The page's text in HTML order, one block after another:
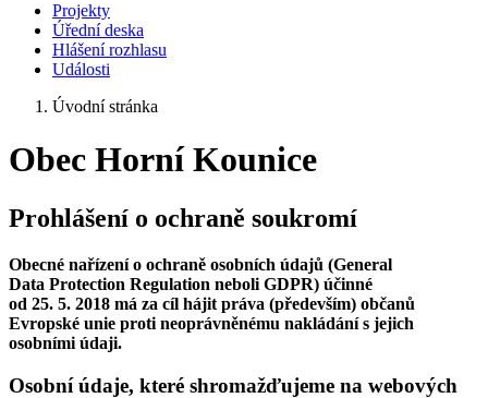
Projekty
Úřední deska
Hlášení rozhlasu
Události
Úvodní stránka
Obec Horní Kounice
Prohlášení o ochraně soukromí
Obecné nařízení o ochraně osobních údajů (General
Data Protection Regulation neboli GDPR) účinné
od 25. 5. 2018 má za cíl hájit práva (především) občanů
Evropské unie proti neoprávněnému nakládání s jejich
osobními údaji.
Osobní údaje, které shromažďujeme na webových